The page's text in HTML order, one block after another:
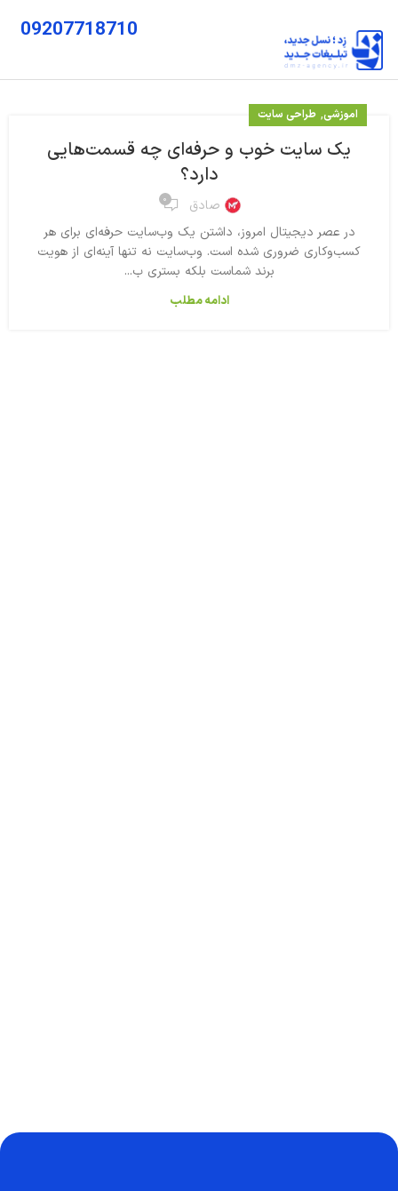
09207718710
اموزشی, طراحی سایت
یک سایت خوب و حرفه‌ای چه قسمت‌هایی
دارد؟
صادق ۰
در عصر دیجیتال امروز، داشتن یک وب‌سایت حرفه‌ای برای هر
کسب‌وکاری ضروری شده است. وب‌سایت نه تنها آینه‌ای از هویت
برند شماست بلکه بستری ب...
ادامه مطلب